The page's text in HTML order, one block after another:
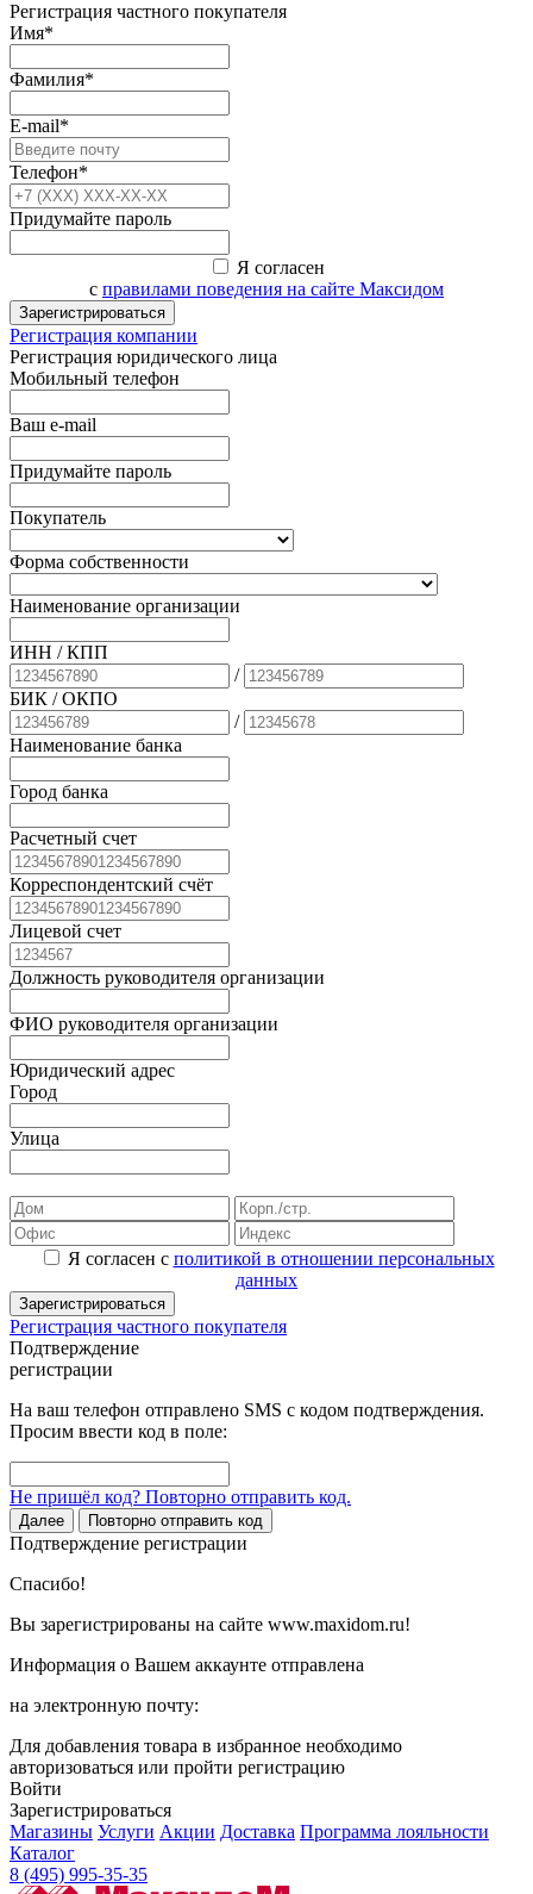
Регистрация частного покупателя
Имя*
Фамилия*
E-mail*
Телефон*
Придумайте пароль
Я согласен
с правилами поведения на сайте Максидом
Зарегистрироваться
Регистрация компании
Регистрация юридического лица
Мобильный телефон
Ваш e-mail
Придумайте пароль
Покупатель
Форма собственности
Наименование организации
ИНН / КПП
/
БИК / ОКПО
/
Наименование банка
Город банка
Расчетный счет
Корреспондентский счёт
Лицевой счет
Должность руководителя организации
ФИО руководителя организации
Юридический адрес
Город
Улица
Я согласен с политикой в отношении персональных
данных
Зарегистрироваться
Регистрация частного покупателя
Подтверждение
регистрации
На ваш телефон отправлено SMS с кодом подтверждения.
Просим ввести код в поле:
Не пришёл код? Повторно отправить код.
Далее Повторно отправить код
Подтверждение регистрации
Спасибо!
Вы зарегистрированы на сайте www.maxidom.ru!
Информация о Вашем аккаунте отправлена
на электронную почту:
Для добавления товара в избранное необходимо
авторизоваться или пройти регистрацию
Войти
Зарегистрироваться
Магазины Услуги Акции Доставка Программа лояльности
Каталог
8 (495) 995-35-35